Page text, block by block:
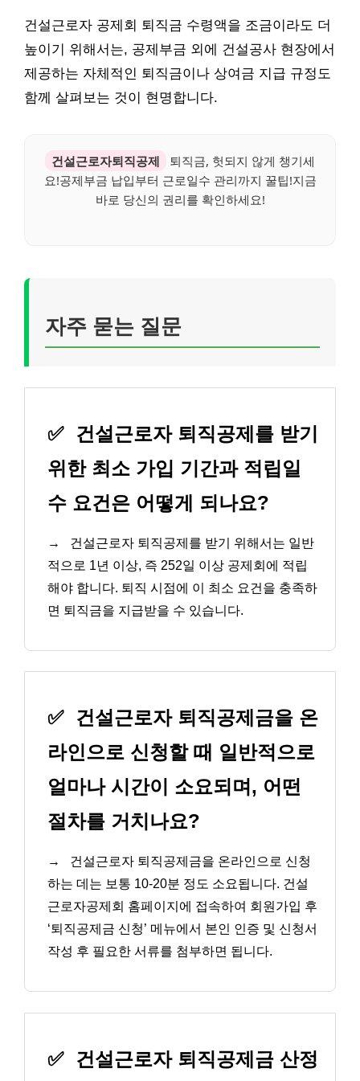
건설근로자 공제회 퇴직금 수령액을 조금이라도 더
높이기 위해서는, 공제부금 외에 건설공사 현장에서
제공하는 자체적인 퇴직금이나 상여금 지급 규정도
함께 살펴보는 것이 현명합니다.
건설근로자퇴직공제
퇴직금, 헛되지 않게 챙기세
요!공제부금 납입부터 근로일수 관리까지 꿀팁!지금
바로 당신의 권리를 확인하세요!
자주 묻는 질문
✅
건설근로자 퇴직공제를 받기
위한 최소 가입 기간과 적립일
수 요건은 어떻게 되나요?
→
건설근로자 퇴직공제를 받기 위해서는 일반
적으로 1년 이상, 즉 252일 이상 공제회에 적립
해야 합니다. 퇴직 시점에 이 최소 요건을 충족하
면 퇴직금을 지급받을 수 있습니다.
✅
건설근로자 퇴직공제금을 온
라인으로 신청할 때 일반적으로
얼마나 시간이 소요되며, 어떤
절차를 거치나요?
→
건설근로자 퇴직공제금을 온라인으로 신청
하는 데는 보통 10-20분 정도 소요됩니다. 건설
근로자공제회 홈페이지에 접속하여 회원가입 후
‘퇴직공제금 신청’ 메뉴에서 본인 인증 및 신청서
작성 후 필요한 서류를 첨부하면 됩니다.
✅
건설근로자 퇴직공제금 산정